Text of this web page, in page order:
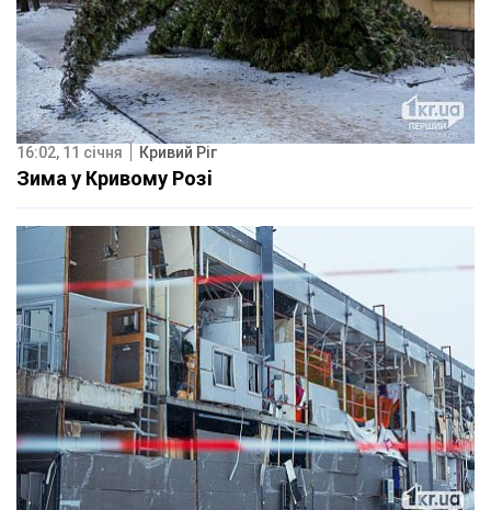
16:02, 11 січня Кривий Ріг
Зима у Кривому Розі